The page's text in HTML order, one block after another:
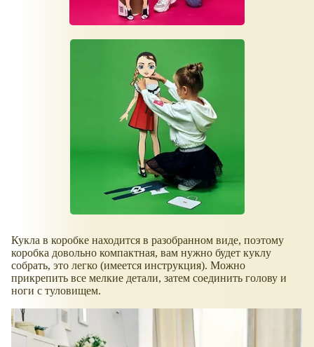
Кукла в коробке находится в разобранном виде, поэтому
коробка довольно компактная, вам нужно будет куклу
собрать, это легко (имеется инструкция). Можно
прикрепить все мелкие детали, затем соединить голову и
ноги с туловищем.